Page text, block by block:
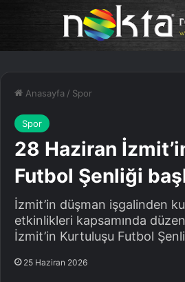
Anasayfa / Spor
Spor
28 Haziran
Futbol Şenliği
İzmit’in düşman işgalinden
etkinlikleri kapsamında
İzmit’in Kurtuluşu Futbol
25 Haziran 2026